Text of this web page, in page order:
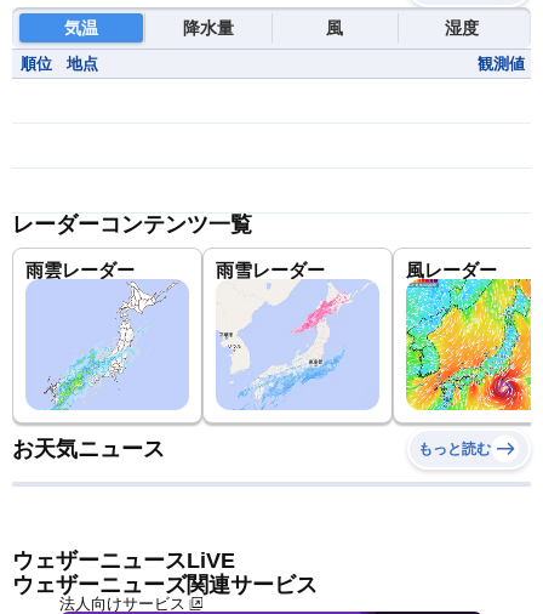
気温 降水量 風 湿度
順位 地点 観測値
レーダーコンテンツ一覧
雨雲レーダー 雨雪レーダー 風レーダー
お天気ニュース もっと読む
ウェザーニュースLiVE
ウェザーニューズ関連サービス
法人向けサービス